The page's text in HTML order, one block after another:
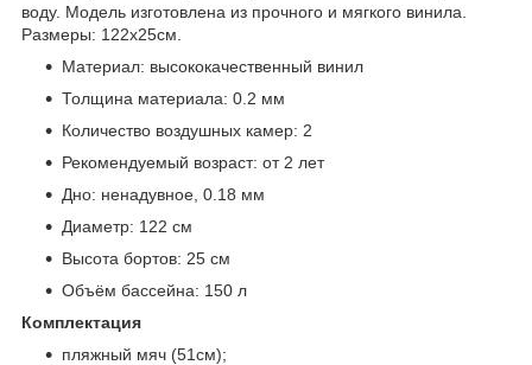
воду. Модель изготовлена из прочного и мягкого винила.
Размеры: 122х25см.
Материал: высококачественный винил
Толщина материала: 0.2 мм
Количество воздушных камер: 2
Рекомендуемый возраст: от 2 лет
Дно: ненадувное, 0.18 мм
Диаметр: 122 см
Высота бортов: 25 см
Объём бассейна: 150 л
Комплектация
пляжный мяч (51см);